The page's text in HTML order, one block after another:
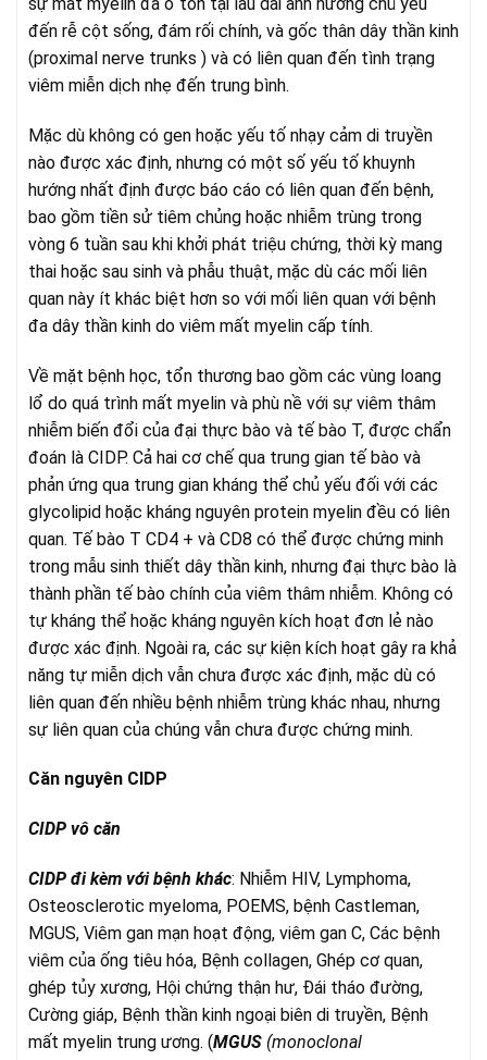
đến rễ cột sống, đám rối chính, và gốc thân dây thần kinh
(proximal nerve trunks ) và có liên quan đến tình trạng
viêm miễn dịch nhẹ đến trung bình.
Mặc dù không có gen hoặc yếu tố nhạy cảm di truyền
nào được xác định, nhưng có một số yếu tố khuynh
hướng nhất định được báo cáo có liên quan đến bệnh,
bao gồm tiền sử tiêm chủng hoặc nhiễm trùng trong
vòng 6 tuần sau khi khởi phát triệu chứng, thời kỳ mang
thai hoặc sau sinh và phẫu thuật, mặc dù các mối liên
quan này ít khác biệt hơn so với mối liên quan với bệnh
đa dây thần kinh do viêm mất myelin cấp tính.
Về mặt bệnh học, tổn thương bao gồm các vùng loang
lổ do quá trình mất myelin và phù nề với sự viêm thâm
nhiễm biến đổi của đại thực bào và tế bào T, được chẩn
đoán là CIDP. Cả hai cơ chế qua trung gian tế bào và
phản ứng qua trung gian kháng thể chủ yếu đối với các
glycolipid hoặc kháng nguyên protein myelin đều có liên
quan. Tế bào T CD4 + và CD8 có thể được chứng minh
trong mẫu sinh thiết dây thần kinh, nhưng đại thực bào là
thành phần tế bào chính của viêm thâm nhiễm. Không có
tự kháng thể hoặc kháng nguyên kích hoạt đơn lẻ nào
được xác định. Ngoài ra, các sự kiện kích hoạt gây ra khả
năng tự miễn dịch vẫn chưa được xác định, mặc dù có
liên quan đến nhiều bệnh nhiễm trùng khác nhau, nhưng
sự liên quan của chúng vẫn chưa được chứng minh.
Căn nguyên CIDP
CIDP vô căn
CIDP đi kèm với bệnh khác: Nhiễm HIV, Lymphoma,
Osteosclerotic myeloma, POEMS, bệnh Castleman,
MGUS, Viêm gan mạn hoạt động, viêm gan C, Các bệnh
viêm của ống tiêu hóa, Bệnh collagen, Ghép cơ quan,
ghép tủy xương, Hội chứng thận hư, Đái tháo đường,
Cường giáp, Bệnh thần kinh ngoại biên di truyền, Bệnh
mất myelin trung ương. (MGUS (monoclonal